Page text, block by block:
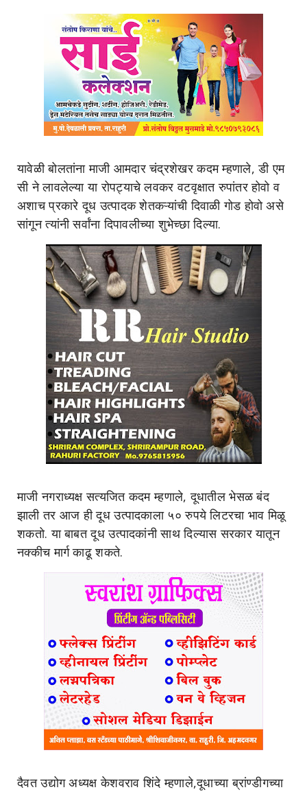
यावेळी बोलतांना माजी आमदार चंद्रशेखर कदम म्हणाले, डी एम
सी ने लावलेल्या या रोपट्याचे लवकर वटवृक्षात रुपांतर होवो व
अशाच प्रकारे दूध उत्पादक शेतकऱ्यांची दिवाळी गोड होवो असे
सांगून त्यांनी सर्वांना दिपावलीच्या शुभेच्छा दिल्या.
माजी नगराध्यक्ष सत्यजित कदम म्हणाले, दूधातील भेसळ बंद
झाली तर आज ही दूध उत्पादकाला ५० रुपये लिटरचा भाव मिळू
शकतो. या बाबत दूध उत्पादकांनी साथ दिल्यास सरकार यातून
नक्कीच मार्ग काढू शकते.
दैवत उद्योग अध्यक्ष केशवराव शिंदे म्हणाले,दूधाच्या ब्रांण्डीगच्या